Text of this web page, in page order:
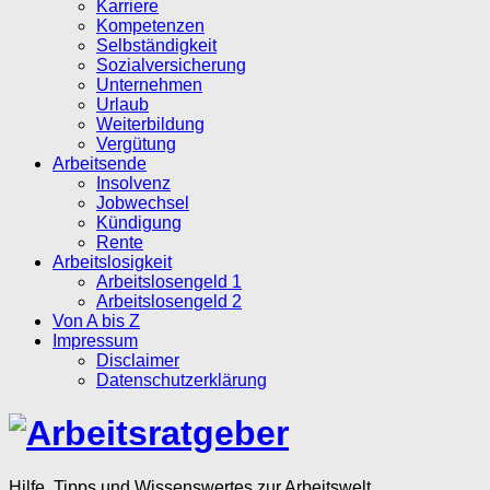
Karriere
Kompetenzen
Selbständigkeit
Sozialversicherung
Unternehmen
Urlaub
Weiterbildung
Vergütung
Arbeitsende
Insolvenz
Jobwechsel
Kündigung
Rente
Arbeitslosigkeit
Arbeitslosengeld 1
Arbeitslosengeld 2
Von A bis Z
Impressum
Disclaimer
Datenschutzerklärung